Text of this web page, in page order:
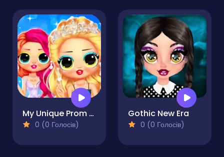
My Unique Prom Look
0 (0 Голосів)
Gothic New Era
0 (0 Голосів)